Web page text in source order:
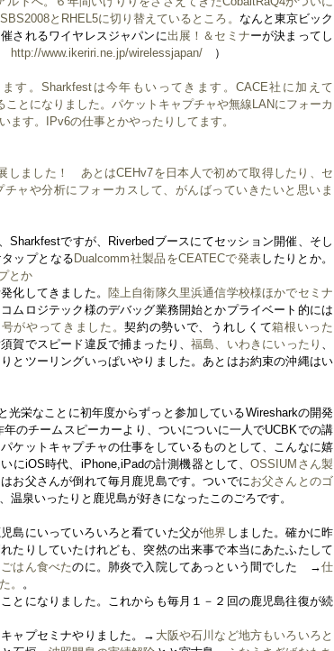
とRHEL5に切り替えているところ。 なんと東京ビック
されるワイヤレスジャパンに出展！＆セミナーが決まってし
http://www.ikeriri.ne.jp/wirelessjapan/ ）
す。Sharkfestは今年もいってきます。CACE社に加えて
ことになりました。パケットキャプチャや無線LANにフォーカ
ます。IPv6の仕事とかやったりしてます。
しました！
あとはCEHv7を日本人で初めて取得したり、セ
ャや分析にフォーカスして、がんばっていきたいと思いま
ですが、Riverbedブースにてセッション開催、そし
ップとなる Dualcomm社製品をCEATECで発表したりとか。
とか
化してきました。 陸上自衛隊久里浜通信学校様ほかでセミナ
ムロジテック様のデバッグ業務開始とかプライベート的には
がやってきました。契約の勢いで、うれしくて箱根いった
賀でスピード違反で捕まったり、福島、いわきにいったり 、
とツーリングいっぱいやりました。あとはお約束の沖縄はい
光栄なことに初年度からずっと参加しているWiresharkの開発
のチームスピーカーより、ついについに一人でUCBKでの講
ケットキャプチャの仕事をしているものとして、こんなに嬉
にiOS時代、iPhone,iPadの計測機器として、OSSIUMさん製
お父さんが倒れて毎月鹿児島です。ついでにお父さんとのゴ
、温泉いったりと鹿児島が好きになったこのごろです。
島にいっていろいろと看ていた父が他界 しました。確かに昨
たりしていたけれども、突然の出来事で本当にあたふたして
はん食べたのに。肺炎で入院してあっという間でした →仕
。 。
とになりました。これからも毎月１－２回の鹿児島往復が続
ャプセミナやりました。→ 大阪や石川など地方もいろいろと